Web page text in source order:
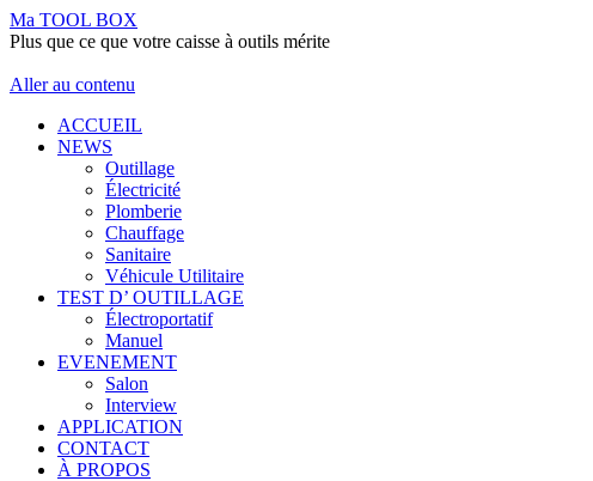
Ma TOOL BOX
Plus que ce que votre caisse à outils mérite
Aller au contenu
ACCUEIL
NEWS
Outillage
Électricité
Plomberie
Chauffage
Sanitaire
Véhicule Utilitaire
TEST D’ OUTILLAGE
Électroportatif
Manuel
EVENEMENT
Salon
Interview
APPLICATION
CONTACT
À PROPOS